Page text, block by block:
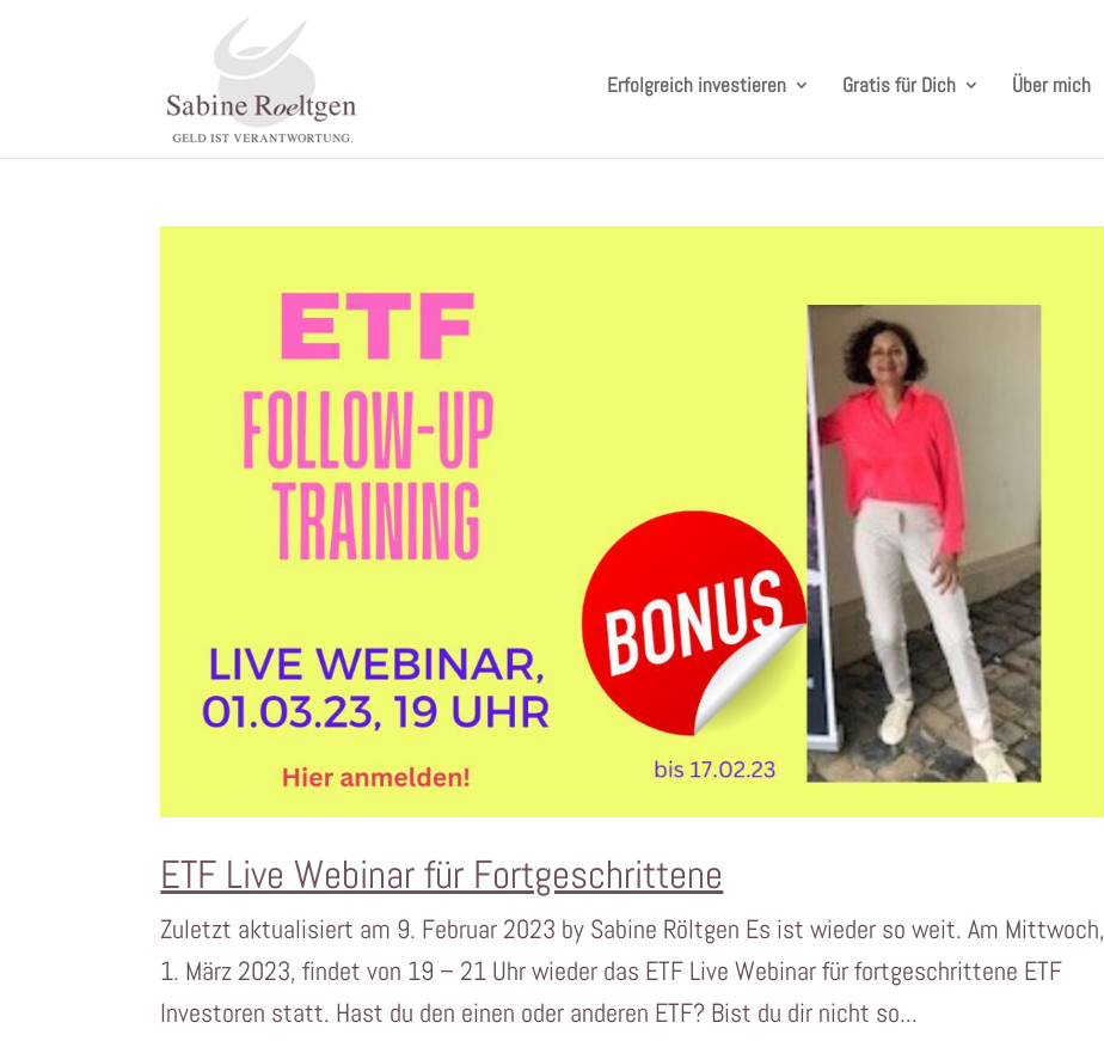
Erfolgreich investieren Gratis für Dich Über mich
ETF Live Webinar für Fortgeschrittene
Zuletzt aktualisiert am 9. Februar 2023 by Sabine Röltgen Es ist wieder so weit. Am Mittwoch,
1. März 2023, findet von 19 – 21 Uhr wieder das ETF Live Webinar für fortgeschrittene ETF
Investoren statt. Hast du den einen oder anderen ETF? Bist du dir nicht so...